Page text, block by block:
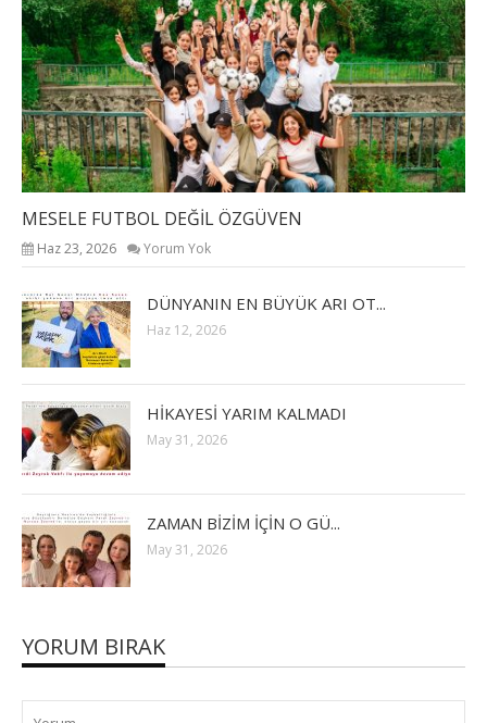
MESELE FUTBOL DEĞİL ÖZGÜVEN
Haz 23, 2026 Yorum Yok
DÜNYANIN EN BÜYÜK ARI OT...
Haz 12, 2026
HİKAYESİ YARIM KALMADI
May 31, 2026
ZAMAN BİZİM İÇİN O GÜ...
May 31, 2026
YORUM BIRAK